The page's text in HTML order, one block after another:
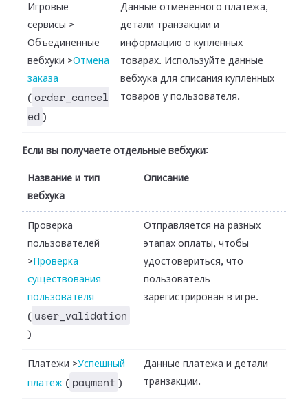
Игровые
сервисы >
Объединенные
вебхуки >Отмена
заказа
( order_cancel
ed )
Данные отмененного платежа,
детали транзакции и
информацию о купленных
товарах. Используйте данные
вебхука для списания купленных
товаров у пользователя.
Если вы получаете отдельные вебхуки:
Название и тип
вебхука
Описание
Проверка
пользователей
> Проверка
существования
пользователя
( user_validation
)
Отправляется на разных
этапах оплаты, чтобы
удостовериться, что
пользователь
зарегистрирован в игре.
Платежи >Успешный
платеж ( payment )
Данные платежа и детали
транзакции.